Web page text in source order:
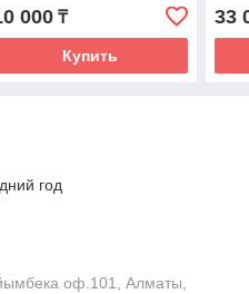
000₸
Купить
33
год
оф.101, Алматы,